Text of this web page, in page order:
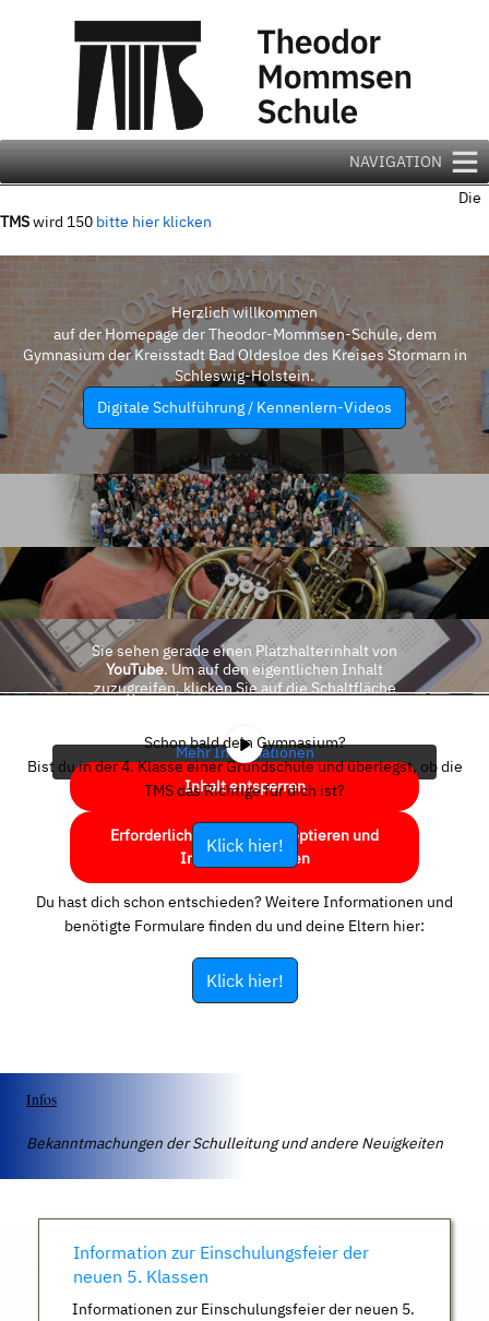
NAVIGATION
Die
TMSwird 150 bitte hier klicken
Herzlich willkommen
auf der Homepage der Theodor-Mommsen-Schule, dem
Gymnasium der Kreisstadt Bad Oldesloe des Kreises Stormarn in
Schleswig-Holstein.
Digitale Schulführung / Kennenlern-Videos
Sie sehen gerade einen Platzhalterinhalt von
YouTube. Um auf den eigentlichen Inhalt
zuzugreifen, klicken Sie auf die Schaltfläche
Mehr Informationen
Inhalt entsperren
Erforderlichen Service akzeptieren und
Inhalte entsperren
Schon bald dein Gymnasium?
Bist du in der 4. Klasse einer Grundschule und überlegst, ob die
TMS das Richtige für dich ist?
Klick hier!
Du hast dich schon entschieden? Weitere Informationen und
benötigte Formulare finden du und deine Eltern hier:
Klick hier!
Infos
Bekanntmachungen der Schulleitung und andere Neuigkeiten
Information zur Einschulungsfeier der
neuen 5. Klassen
Informationen zur Einschulungsfeier der neuen 5.